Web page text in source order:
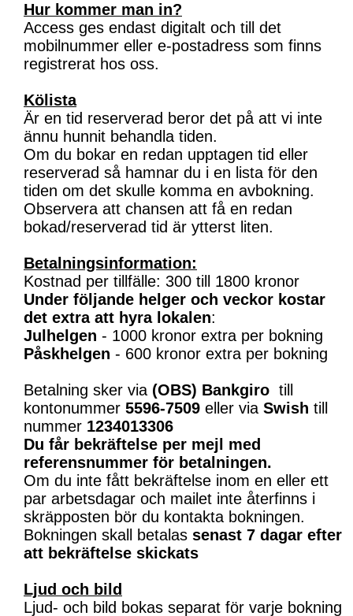
Hur kommer man in?
Access ges endast digitalt och till det
mobilnummer eller e-postadress som finns
registrerat hos oss.
Kölista
Är en tid reserverad beror det på att vi inte
ännu hunnit behandla tiden.
Om du bokar en redan upptagen tid eller
reserverad så hamnar du i en lista för den
tiden om det skulle komma en avbokning.
Observera att chansen att få en redan
bokad/reserverad tid är ytterst liten.
Betalningsinformation:
Kostnad per tillfälle: 300 till 1800 kronor
Under följande helger och veckor kostar
det extra att hyra lokalen:
Julhelgen - 1000 kronor extra per bokning
Påskhelgen - 600 kronor extra per bokning
Betalning sker via (OBS) Bankgiro till
kontonummer 5596-7509 eller via Swish till
nummer 1234013306
Du får bekräftelse per mejl med
referensnummer för betalningen.
Om du inte fått bekräftelse inom en eller ett
par arbetsdagar och mailet inte återfinns i
skräpposten bör du kontakta bokningen.
Bokningen skall betalas senast 7 dagar efter
att bekräftelse skickats
Ljud och bild
Ljud- och bild bokas separat för varje bokning